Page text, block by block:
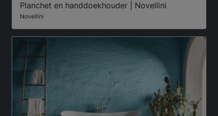
Planchet en handdoekhouder | Novellini
Novellini